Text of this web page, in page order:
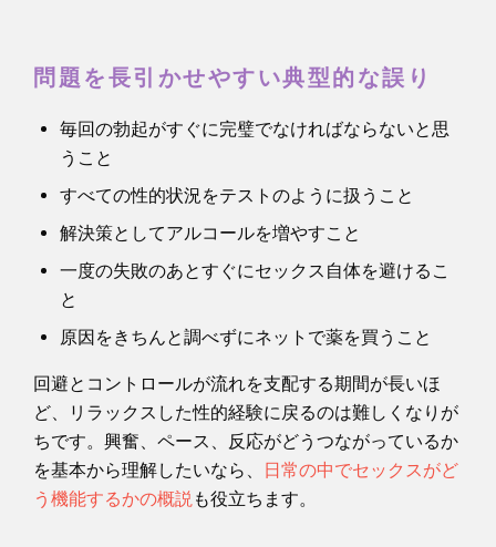
問題を長引かせやすい典型的な誤り
毎回の勃起がすぐに完璧でなければならないと思
うこと
すべての性的状況をテストのように扱うこと
解決策としてアルコールを増やすこと
一度の失敗のあとすぐにセックス自体を避けるこ
と
原因をきちんと調べずにネットで薬を買うこと
回避とコントロールが流れを支配する期間が長いほ
ど、リラックスした性的経験に戻るのは難しくなりが
ちです。興奮、ペース、反応がどうつながっているか
を基本から理解したいなら、
日常の中でセックスがど
う機能するかの概説 も役立ちます。